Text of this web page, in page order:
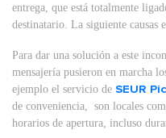
entrega, que está totalmente
destinatario. La siguiente causas
Para dar una solución a este
mensajería pusieron en marcha
ejemplo el servicio de SEUR
de conveniencia, son locales
horarios de apertura, incluso